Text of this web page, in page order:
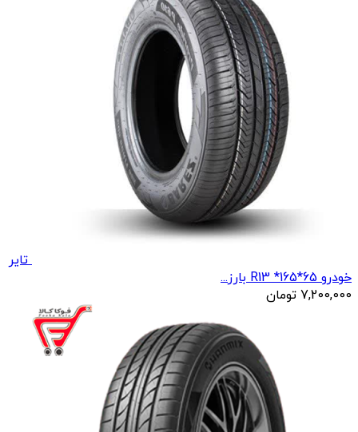
تایر
خودرو R13 *165*65 بارز...
7,200,000 تومان